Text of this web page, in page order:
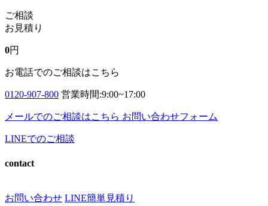
ご相談
お見積り
0円
お電話でのご相談はこちら
0120-907-800 営業時間:9:00~17:00
メールでのご相談はこちら お問い合わせフォーム
LINEでのご相談
contact
お問い合わせ LINE簡単見積り